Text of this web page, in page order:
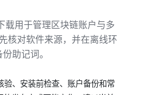
用于管理区块链账户与多
核对软件来源，并在离线环
助记词。
、安装前检查、账户备份和常